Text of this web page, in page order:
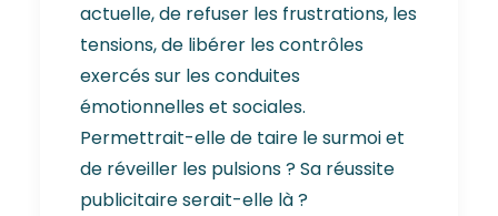
actuelle, de refuser les frustrations, les
tensions, de libérer les contrôles
exercés sur les conduites
émotionnelles et sociales.
Permettrait-elle de taire le surmoi et
de réveiller les pulsions ? Sa réussite
publicitaire serait-elle là ?